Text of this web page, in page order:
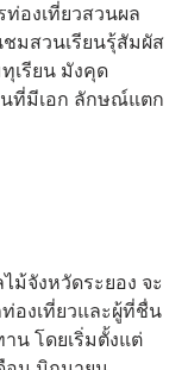
องเที่ยวสวนผล
ชมสวนเรียนรุ้สัมผัส
เรียน มังคุด
นที่มีเอก ลักษณ์แตก
ม้จังหวัดระยอง จะ
องเที่ยวและผู้ที่ชื่น
น โดยเริ่มตั้งแต่